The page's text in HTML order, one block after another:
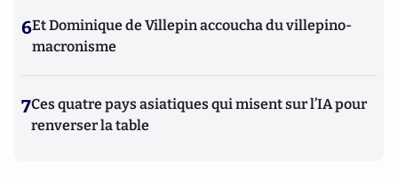
6Et Dominique de Villepin accoucha du villepino-
macronisme
7Ces quatre pays asiatiques qui misent sur l’IA pour
renverser la table